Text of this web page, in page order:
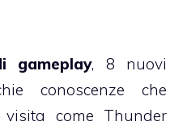
gameplay, 8 nuovi
conoscenze che
come Thunder